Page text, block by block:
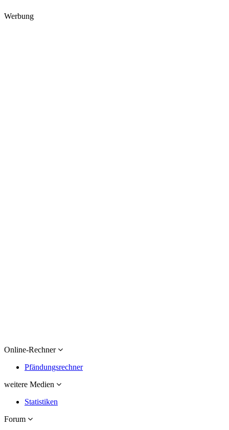
Werbung
Online-Rechner
Pfändungsrechner
weitere Medien
Statistiken
Forum